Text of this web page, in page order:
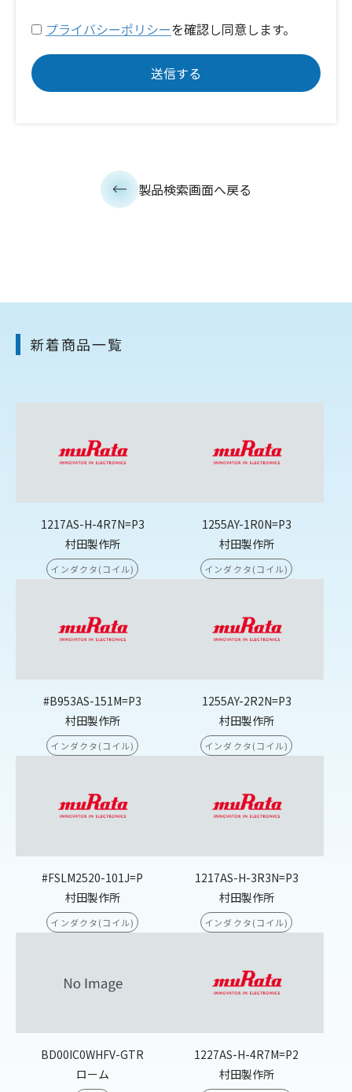
プライバシーポリシーを確認し同意します。
製品検索画面へ戻る
新着商品一覧
1217AS-H-4R7N=P3
村田製作所
インダクタ(コイル)
1255AY-1R0N=P3
村田製作所
インダクタ(コイル)
#B953AS-151M=P3
村田製作所
インダクタ(コイル)
1255AY-2R2N=P3
村田製作所
インダクタ(コイル)
#FSLM2520-101J=P
村田製作所
インダクタ(コイル)
1217AS-H-3R3N=P3
村田製作所
インダクタ(コイル)
BD00IC0WHFV-GTR
ローム
1227AS-H-4R7M=P2
村田製作所